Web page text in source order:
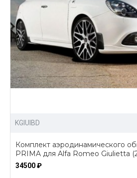
KGIUIBD
Комплект аэродинамического
PRIMA для Alfa Romeo Giulietta
34500 ₽